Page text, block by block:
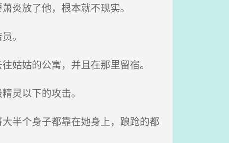
放了他，根本就不现实。
。
姑的公寓，并且在那里留宿。
以下的攻击。
个身子都靠在她身上，踉跄的都